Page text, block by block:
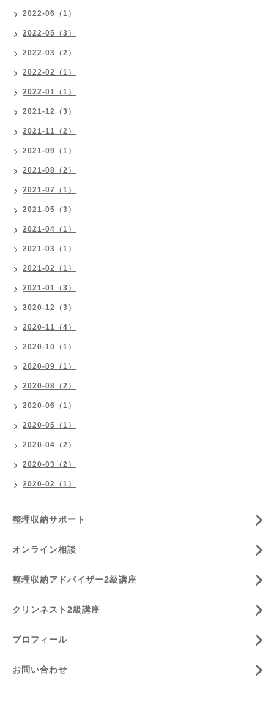
2022-06（1）
2022-05（3）
2022-03（2）
2022-02（1）
2022-01（1）
2021-12（3）
2021-11（2）
2021-09（1）
2021-08（2）
2021-07（1）
2021-05（3）
2021-04（1）
2021-03（1）
2021-02（1）
2021-01（3）
2020-12（3）
2020-11（4）
2020-10（1）
2020-09（1）
2020-08（2）
2020-06（1）
2020-05（1）
2020-04（2）
2020-03（2）
2020-02（1）
整理収納サポート
オンライン相談
整理収納アドバイザー2級講座
クリンネスト2級講座
プロフィール
お問い合わせ